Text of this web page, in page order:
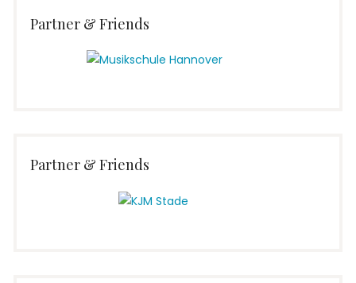
Partner & Friends
Partner & Friends